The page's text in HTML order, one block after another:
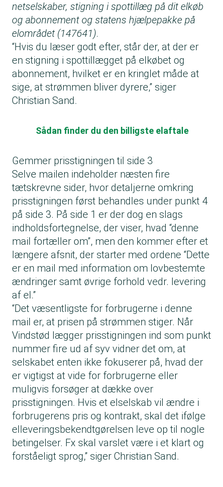
netselskaber, stigning i spottillæg på dit elkøb
og abonnement og statens hjælpepakke på
elområdet (147641).
“Hvis du læser godt efter, står der, at der er
en stigning i spottillægget på elkøbet og
abonnement, hvilket er en kringlet måde at
sige, at strømmen bliver dyrere,” siger
Christian Sand.
Sådan finder du den billigste elaftale
Gemmer prisstigningen til side 3
Selve mailen indeholder næsten fire
tætskrevne sider, hvor detaljerne omkring
prisstigningen først behandles under punkt 4
på side 3. På side 1 er der dog en slags
indholdsfortegnelse, der viser, hvad “denne
mail fortæller om”, men den kommer efter et
længere afsnit, der starter med ordene “Dette
er en mail med information om lovbestemte
ændringer samt øvrige forhold vedr. levering
af el.”
“Det væsentligste for forbrugerne i denne
mail er, at prisen på strømmen stiger. Når
Vindstød lægger prisstigningen ind som punkt
nummer fire ud af syv vidner det om, at
selskabet enten ikke fokuserer på, hvad der
er vigtigst at vide for forbrugerne eller
muligvis forsøger at dække over
prisstigningen. Hvis et elselskab vil ændre i
forbrugerens pris og kontrakt, skal det ifølge
elleveringsbekendtgørelsen leve op til nogle
betingelser. Fx skal varslet være i et klart og
forståeligt sprog,” siger Christian Sand.